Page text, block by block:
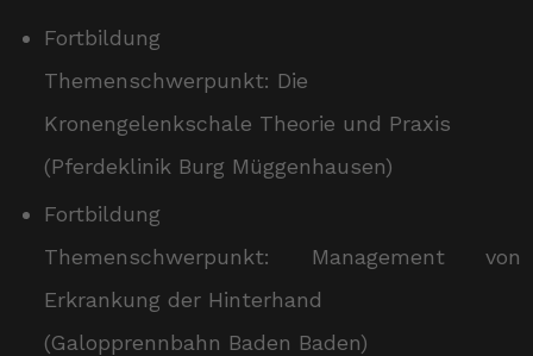
Fortbildung
Themenschwerpunkt: Die
Kronengelenkschale Theorie und Praxis
(Pferdeklinik Burg Müggenhausen)
Fortbildung
Themenschwerpunkt: Management von
Erkrankung der Hinterhand
(Galopprennbahn Baden Baden)